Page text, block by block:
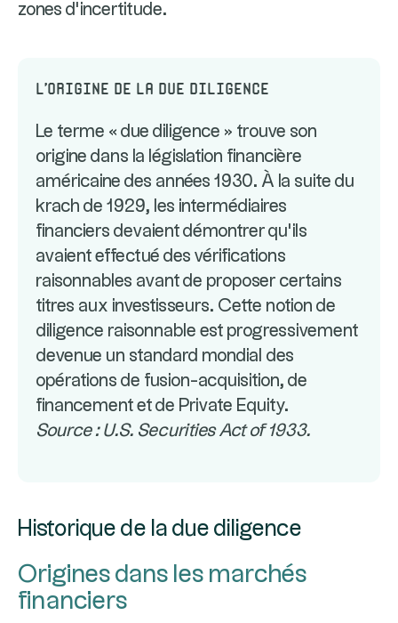
zones d'incertitude.
L'origine de la Due Diligence
Le terme « due diligence » trouve son
origine dans la législation financière
américaine des années 1930. À la suite du
krach de 1929, les intermédiaires
financiers devaient démontrer qu'ils
avaient effectué des vérifications
raisonnables avant de proposer certains
titres aux investisseurs. Cette notion de
diligence raisonnable est progressivement
devenue un standard mondial des
opérations de fusion-acquisition, de
financement et de Private Equity.
Source : U.S. Securities Act of 1933.
Historique de la due diligence
Origines dans les marchés
financiers